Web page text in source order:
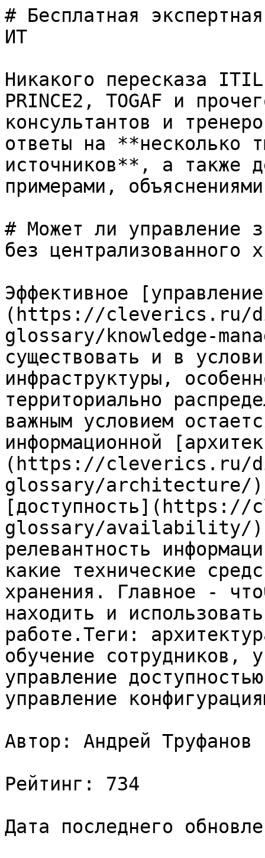
# Бесплатная
ИТ
Никакого пересказа
PRINCE2, TOGAF и
консультантов и
ответы на **несколько
источников**, а также
примерами,
# Может ли управление
без централизованного
Эффективное
(https://cleverics.ru/
glossary/knowledge-
существовать и в
инфраструктуры,
территориально
важным условием
информационной
(https://cleverics.ru/
glossary/architecture/),
glossary/availability/),
релевантность
какие технические
хранения. Главное -
находить и
работе.Теги:
обучение сотрудников,
управление
управление
Автор: Андрей Труфанов
Рейтинг: 734
Дата последнего